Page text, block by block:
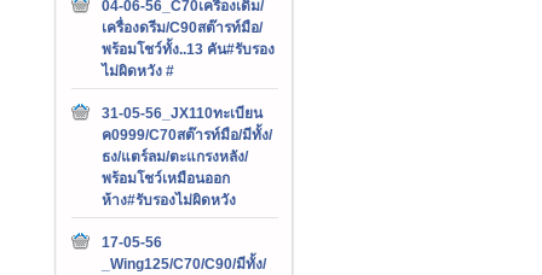
04-06-56_C70เครื่องเดิม/
เครื่องดรีม/C90สต๊ารท์มือ/
พร้อมโชว์ทั้ง..13 คัน#รับรอง
ไม่ผิดหวัง #
31-05-56_JX110ทะเบียน
ค0999/C70สต๊ารท์มือ/มีทั้ง/
ธง/แตร์ลม/ตะแกรงหลัง/
พร้อมโชว์เหมือนออก
ห้าง#รับรองไม่ผิดหวัง
17-05-56
_Wing125/C70/C90/มีทั้ง/